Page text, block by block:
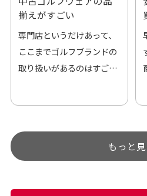
揃えがすごい
専門店というだけあって、
ここまでゴルフブランドの
取り扱いがあるのはすご
す。
もっと見